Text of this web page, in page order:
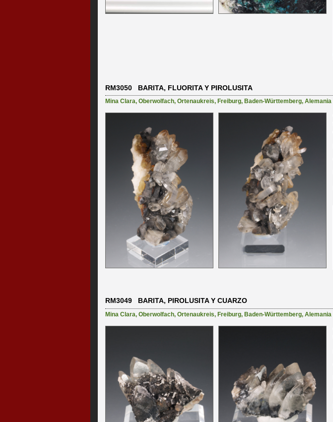
RM3050 BARITA, FLUORITA Y PIROLUSITA
Mina Clara, Oberwolfach, Ortenaukreis, Freiburg, Baden-Württemberg, Alemania
RM3049 BARITA, PIROLUSITA Y CUARZO
Mina Clara, Oberwolfach, Ortenaukreis, Freiburg, Baden-Württemberg, Alemania